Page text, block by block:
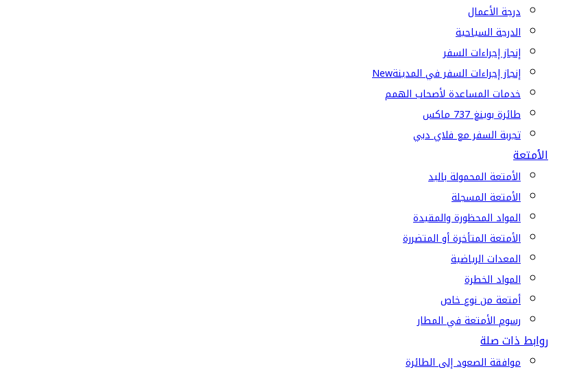
درجة الأعمال
الدرجة السياحية
إنجاز إجراءات السفر
إنجاز إجراءات السفر في المدينةNew
خدمات المساعدة لأصحاب الهمم
طائرة بوينغ 737 ماكس
تجربة السفر مع فلاي دبي
الأمتعة
الأمتعة المحمولة باليد
الأمتعة المسجلة
المواد المحظورة والمقيدة
الأمتعة المتأخرة أو المتضررة
المعدات الرياضية
المواد الخطرة
أمتعة من نوع خاص
رسوم الأمتعة في المطار
روابط ذات صلة
موافقة الصعود إلى الطائرة